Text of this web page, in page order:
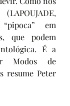
em
que podem
É a
Modos de
resume Peter